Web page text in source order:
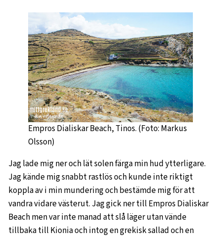
Empros Dialiskar Beach, Tinos. (Foto: Markus
Olsson)
Jag lade mig ner och lät solen färga min hud ytterligare.
Jag kände mig snabbt rastlös och kunde inte riktigt
koppla av i min mundering och bestämde mig för att
vandra vidare västerut. Jag gick ner till Empros Dialiskar
Beach men var inte manad att slå läger utan vände
tillbaka till Kionia och intog en grekisk sallad och en